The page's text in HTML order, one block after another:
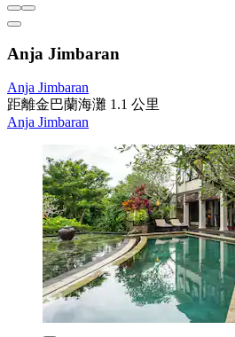
Anja Jimbaran
Anja Jimbaran
距離金巴蘭海灘 1.1 公里
Anja Jimbaran